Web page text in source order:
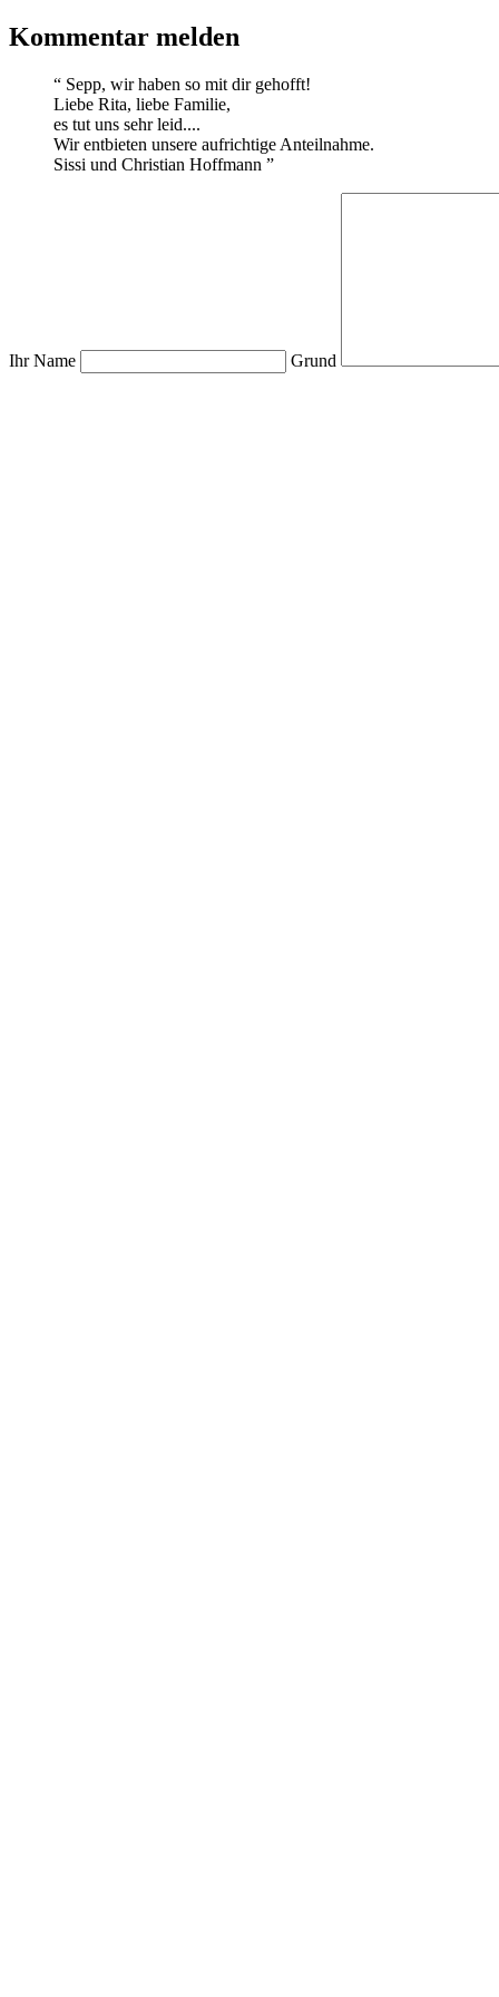
Kommentar melden
“ Sepp, wir haben so mit dir gehofft!
Liebe Rita, liebe Familie,
es tut uns sehr leid....
Wir entbieten unsere aufrichtige Anteilnahme.
Sissi und Christian Hoffmann ”
Ihr Name Grund